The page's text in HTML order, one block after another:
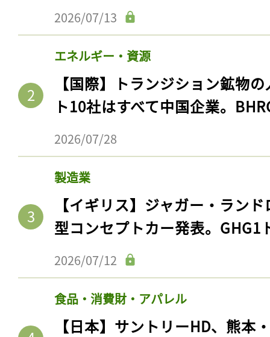
2026/07/13
エネルギー・資源
【国際】トランジション鉱物
ト10社はすべて中国企業。
2026/07/28
製造業
【イギリス】ジャガー・ラン
型コンセプトカー発表。GHG1
2026/07/12
食品・消費財・アパレル
【日本】サントリーHD、熊本